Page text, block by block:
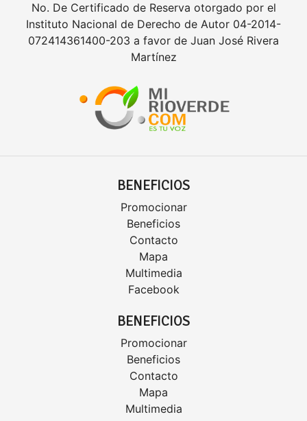
No. De Certificado de Reserva otorgado por el
Instituto Nacional de Derecho de Autor 04-2014-
072414361400-203 a favor de Juan José Rivera
Martínez
BENEFICIOS
Promocionar
Beneficios
Contacto
Mapa
Multimedia
Facebook
BENEFICIOS
Promocionar
Beneficios
Contacto
Mapa
Multimedia